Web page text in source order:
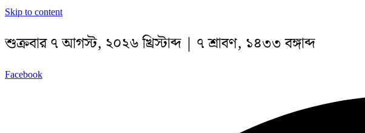
Skip to content
শুক্রবার ৭ আগস্ট, ২০২৬ খ্রিস্টাব্দ | ৭ শ্রাবণ, ১৪৩৩ বঙ্গাব্দ
Facebook